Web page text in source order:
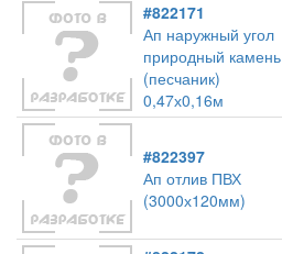
#822171
Ап наружный угол
природный камень
(песчаник)
0,47х0,16м
#822397
Ап отлив ПВХ
(3000х120мм)